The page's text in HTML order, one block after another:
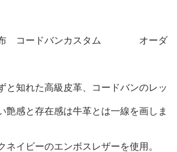
布 コードバンカスタム オーダ
と知れた高級皮革、コードバンのレッ
艶感と存在感は牛革とは一線を画しま
ネイビーのエンボスレザーを使用。